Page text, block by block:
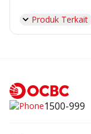
Produk Terkait
1500-999